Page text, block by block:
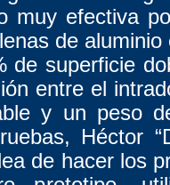
muy efectiva
de
de superficie
entre el
y un peso
Héctor
de hacer los